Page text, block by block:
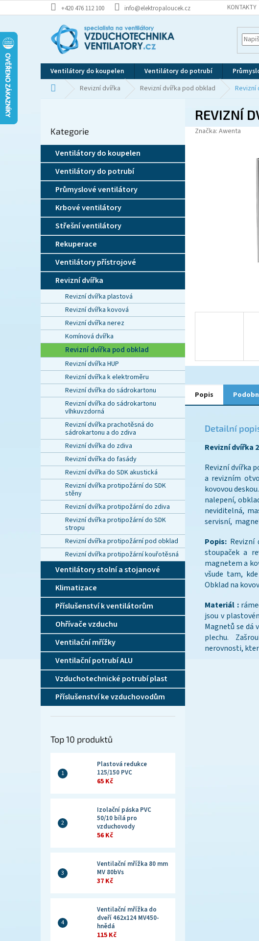
na
+420 476 112 100 info@elektropaloucek.cz KONTAKTY
Ventilátory do koupelen Ventilátory do potrubí
Domů Revizní dvířka Revizní dvířka pod obklad Revizní
r
n
p
e
kategorie
Kategorie
Ventilátory do koupelen
Ventilátory do potrubí
Průmyslové ventilátory
Krbové ventilátory
Střešní ventilátory
Rekuperace
Ventilátory přístrojové
Revizní dvířka
Revizní dvířka plastová
Revizní dvířka kovová
Revizní dvířka nerez
Komínová dvířka
Revizní dvířka pod obklad
Revizní dvířka HUP
Revizní dvířka k elektroměru
Revizní dvířka do sádrokartonu
Revizní dvířka do sádrokartonu
vlhkuvzdorná
Revizní dvířka prachotěsná do
sádrokartonu a do zdiva
Revizní dvířka do zdiva
Revizní dvířka do fasády
Revizní dvířka do SDK akustická
Revizní dvířka protipožární do SDK
stěny
Revizní dvířka protipožární do zdiva
Revizní dvířka protipožární do SDK
stropu
Revizní dvířka protipožární pod obklad
Revizní dvířka protipožární kouřotěsná
Ventilátory stolní a stojanové
Klimatizace
Příslušenství k ventilátorům
Ohřívače vzduchu
Ventilační mřížky
Ventilační potrubí ALU
Vzduchotechnické potrubí plast
Příslušenství ke vzduchovodům
Top 10 produktů
Plastová redukce
125/150 PVC
65 Kč
Izolační páska PVC
50/10 bílá pro
vzduchovody
56 Kč
Ventilační mřížka 80 mm
MV 80bVs
37 Kč
Ventilační mřížka do
dveří 462x124 MV450-
hnědá
115 Kč
REVIZNÍ
Značka: Awenta
Popis
Detailní
Revizní dvířka
Revizní dvířka
a revizním
kovovou
nalepení,
neviditelná,
servisní,
Popis: Revizní
stoupaček a
magnetem a
všude tam,
Obklad na
Materiál :
jsou v
Magnetů se dá
plechu.
nerovnosti,